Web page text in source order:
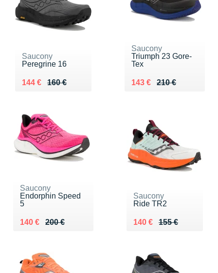
Saucony
Peregrine 16
160 €
Au lieu de 160 €
144 €
Vendu 144 €
Saucony
Triumph 23 Gore-
Tex
210 €
Au lieu de 210 €
143 €
Vendu 143 €
Saucony
Endorphin Speed
5
200 €
Au lieu de 200 €
140 €
Vendu 140 €
Saucony
Ride TR2
155 €
Au lieu de 155 €
140 €
Vendu 140 €